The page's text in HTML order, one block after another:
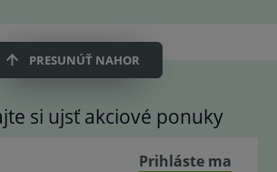
PRESUNÚŤ NAHOR
si ujsť akciové ponuky
Prihláste ma